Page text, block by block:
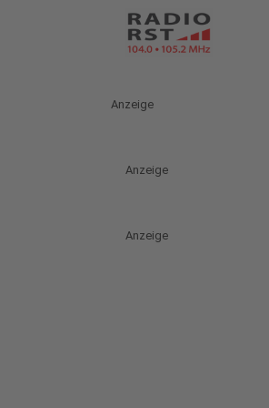
Anzeige
Anzeige
Anzeige